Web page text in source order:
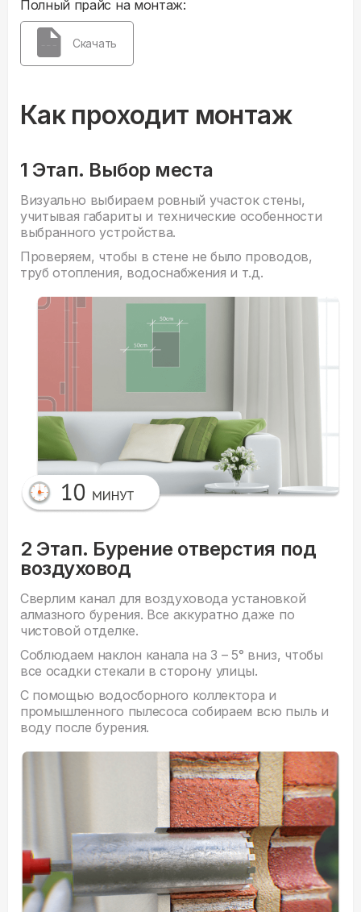
Полный прайс на монтаж:
Скачать
Как проходит монтаж
1 Этап. Выбор места
Визуально выбираем ровный участок стены,
учитывая габариты и технические особенности
выбранного устройства.
Проверяем, чтобы в стене не было проводов,
труб отопления, водоснабжения и т.д.
2 Этап. Бурение отверстия под
воздуховод
Сверлим канал для воздуховода установкой
алмазного бурения. Все аккуратно даже по
чистовой отделке.
Соблюдаем наклон канала на 3 – 5° вниз, чтобы
все осадки стекали в сторону улицы.
С помощью водосборного коллектора и
промышленного пылесоса собираем всю пыль и
воду после бурения.